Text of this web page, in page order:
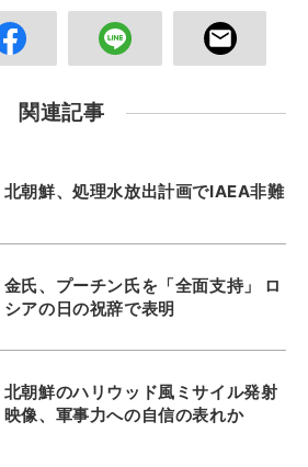
関連記事
北朝鮮、処理水放出計画でIAEA非難
金氏、プーチン氏を「全面支持」 ロ
シアの日の祝辞で表明
北朝鮮のハリウッド風ミサイル発射
映像、軍事力への自信の表れか